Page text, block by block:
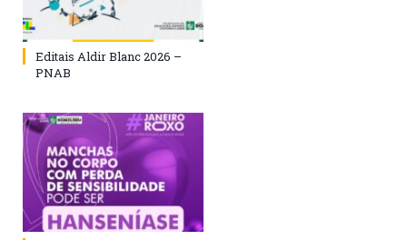
Editais Aldir Blanc 2026 –
PNAB